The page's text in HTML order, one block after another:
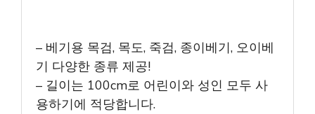
– 베기용 목검, 목도, 죽검, 종이베기, 오이베
기 다양한 종류 제공!
– 길이는 100cm로 어린이와 성인 모두 사
용하기에 적당합니다.